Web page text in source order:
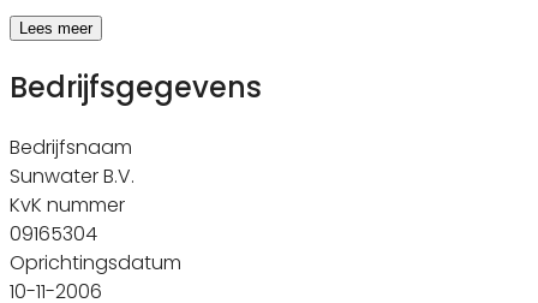
Lees meer
Bedrijfsgegevens
Bedrijfsnaam
Sunwater B.V.
KvK nummer
09165304
Oprichtingsdatum
10-11-2006